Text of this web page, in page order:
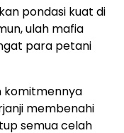
pondasi kuat di
ulah mafia
para petani
komitmennya
membenahi
semua celah